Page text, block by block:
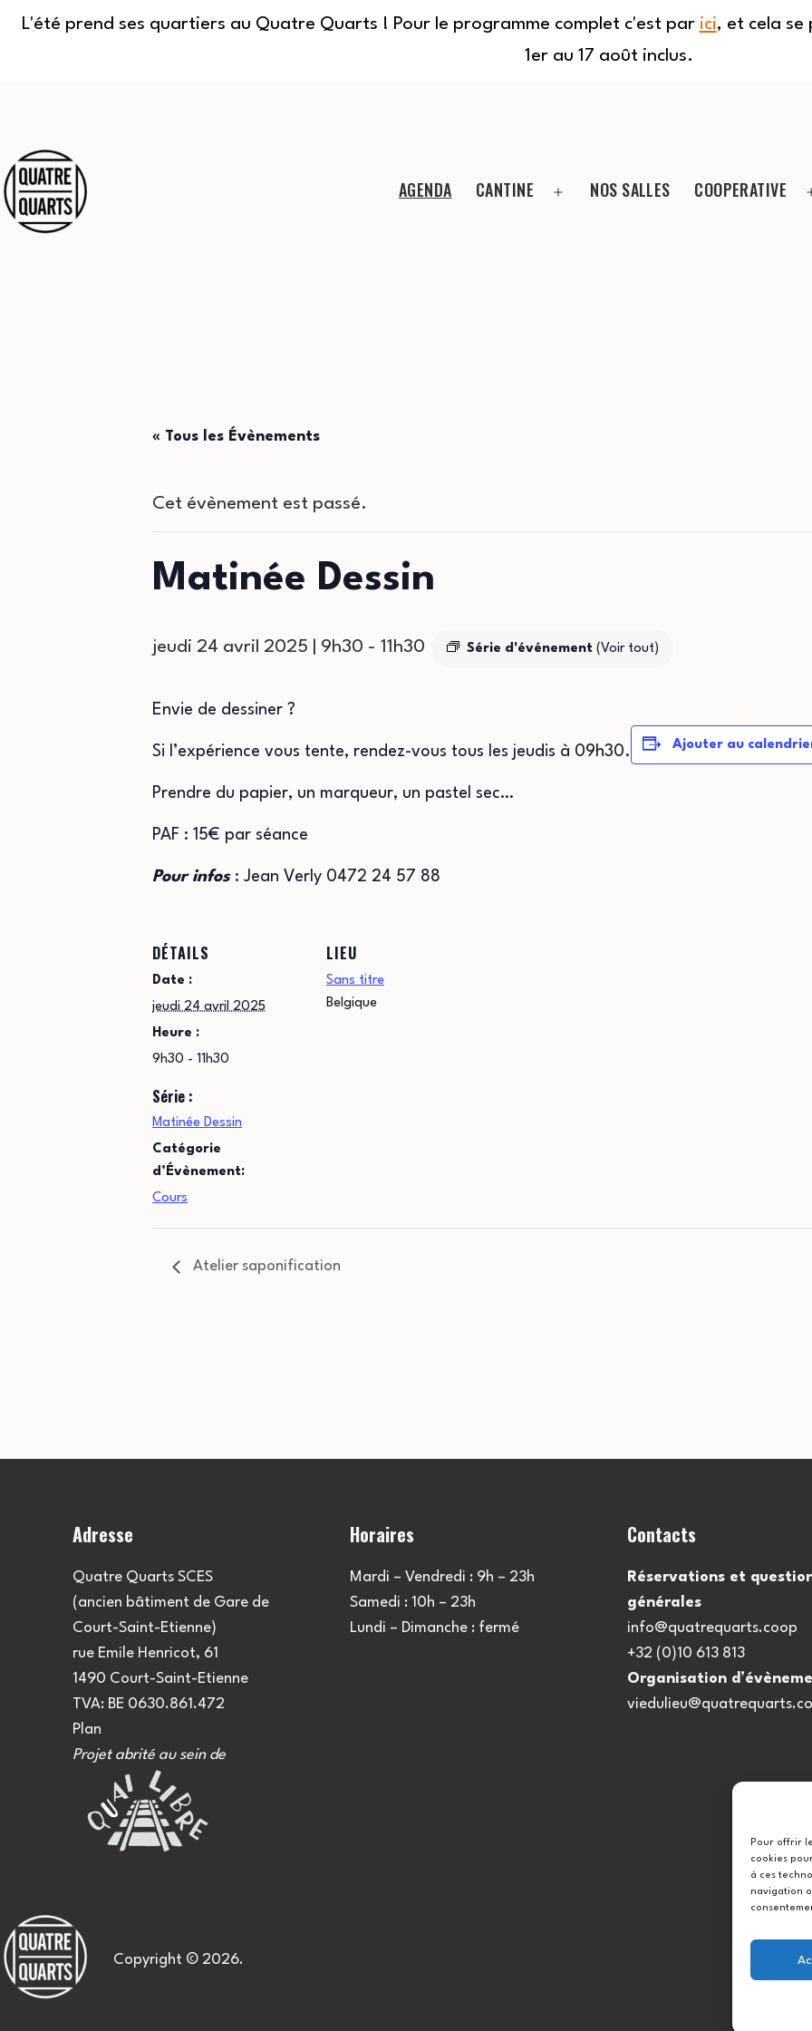
L'été prend ses quartiers au Quatre Quarts ! Pour le programme complet c'est par ici, et cela se
1er au 17 août inclus.
Pour offrir
cookies
à ces
navigation
contenu
AGENDA CANTINE NOS SALLES COOPERATIVE
« Tous les Évènements
Cet évènement est passé.
Matinée Dessin
jeudi 24 avril 2025 | 9h30 - 11h30 Série d'événement (Voir tout)
Envie de dessiner ?
Si l’expérience vous tente, rendez-vous tous les jeudis à 09h30.
Prendre du papier, un marqueur, un pastel sec…
PAF : 15€ par séance
Pour infos : Jean Verly 0472 24 57 88
Ajouter au
DÉTAILS
Date :
jeudi 24 avril 2025
Heure :
9h30 - 11h30
Série :
Matinée Dessin
Catégorie
d’Évènement:
Cours
LIEU
Sans titre
Belgique
Atelier saponification
Adresse
Quatre Quarts SCES
(ancien bâtiment de Gare de
Court-Saint-Etienne)
rue Emile Henricot, 61
1490 Court-Saint-Etienne
TVA: BE 0630.861.472
Plan
Projet abrité au sein de
Horaires
Mardi – Vendredi : 9h – 23h
Samedi : 10h – 23h
Lundi – Dimanche : fermé
Contacts
Réservations et
générales
info@quatrequarts.coop
+32 (0)10 613 813
Organisation
Copyright © 2026.